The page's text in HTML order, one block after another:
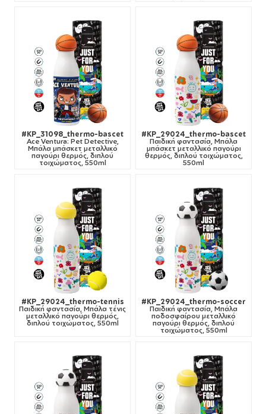
#KP_31098_thermo-bascet
Ace Ventura: Pet Detective,
Μπάλα μπάσκετ μεταλλικό
παγούρι θερμός, διπλού
τοιχώματος, 550ml
#KP_29024_thermo-bascet
Παιδική φαντασία, Μπάλα
μπάσκετ μεταλλικό παγούρι
θερμός, διπλού τοιχώματος,
550ml
#KP_29024_thermo-tennis
Παιδική φαντασία, Μπάλα τένις
μεταλλικό παγούρι θερμός,
διπλού τοιχώματος, 550ml
#KP_29024_thermo-soccer
Παιδική φαντασία, Μπάλα
ποδοσφαίρου μεταλλικό
παγούρι θερμός, διπλού
τοιχώματος, 550ml